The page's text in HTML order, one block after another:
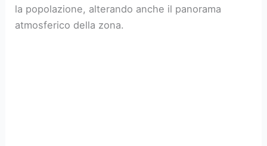
la popolazione, alterando anche il panorama
atmosferico della zona.